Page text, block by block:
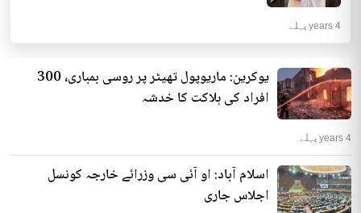
اسلام آباد: او آئی سی وزرائے خارجہ کونسل